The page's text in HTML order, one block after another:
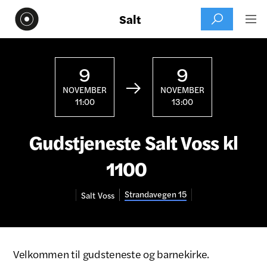
Salt  
9
NOVEMBER
11:00

9
NOVEMBER
13:00
Gudstjeneste Salt Voss kl
1100
Salt Voss Strandavegen 15
Velkommen til gudsteneste og barnekirke.